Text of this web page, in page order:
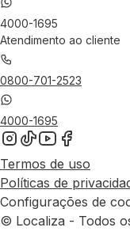
4000-1695
Atendimento ao cliente
0800-701-2523
4000-1695
Termos de uso
Políticas de
Configurações de
© Localiza - Todos